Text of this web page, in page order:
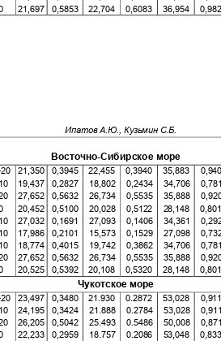
21,697 0,5853 22,704 0,6083 36,954
Ипатов А.Ю., Кузьмин С.Б.
Восточно-Сибирское море
21,350 0,3945
22,455 0,3940 35,883
19,437
0,2827 18,802 0,2434 34,706
27,652
0,5632 26,734 0,5535 35,888
20,452
0,5100 20,028 0,5122 28,148
27,032
0,1691 27,093 0,1406 34,361
17,986
0,2101 15,573 0,1529 27,098
18,774
0,4015 19,742 0,3862 34,706
27,652
0,5632 26,734 0,5535 35,888
20,525 0,5392 20,108 0,5320 28,148
Чукотское море
23,497 0,3480
21.930 0.2872 53,028
24,195
0,3424 21.888 0.2784 53,028
26,205
0,5042 25.493 0.5486 50,008
22,233
0,2959 18.757 0.2086 53,048